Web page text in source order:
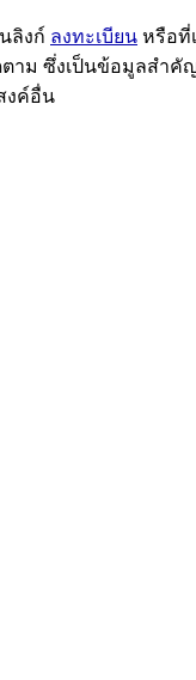
ลิงก์ ลงทะเบียน หรือที่
าม ซึ่งเป็นข้อมูลสำ
งค์อื่น